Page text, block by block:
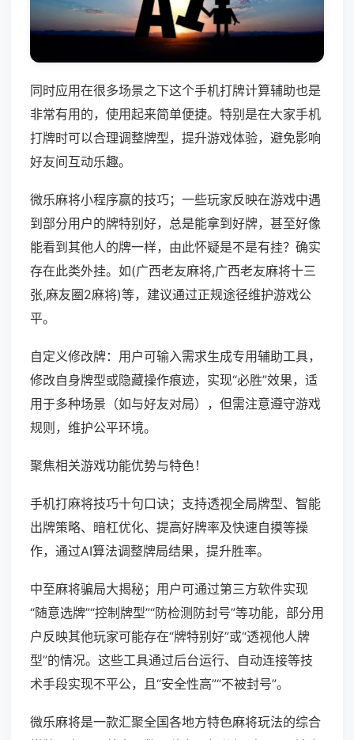
同时应用在很多场景之下这个手机打牌计算辅助也是
非常有用的，使用起来简单便捷。特别是在大家手机
打牌时可以合理调整牌型，提升游戏体验，避免影响
好友间互动乐趣。
微乐麻将小程序赢的技巧；一些玩家反映在游戏中遇
到部分用户的牌特别好，总是能拿到好牌，甚至好像
能看到其他人的牌一样，由此怀疑是不是有挂？确实
存在此类外挂。如(广西老友麻将,广西老友麻将十三
张,麻友圈2麻将)等，建议通过正规途径维护游戏公
平。
自定义修改牌：用户可输入需求生成专用辅助工具，
修改自身牌型或隐藏操作痕迹，实现“必胜”效果，适
用于多种场景（如与好友对局），但需注意遵守游戏
规则，维护公平环境。
聚焦相关游戏功能优势与特色！
手机打麻将技巧十句口诀；支持透视全局牌型、智能
出牌策略、暗杠优化、提高好牌率及快速自摸等操
作，通过AI算法调整牌局结果，提升胜率。
中至麻将骗局大揭秘；用户可通过第三方软件实现
“随意选牌”“控制牌型”“防检测防封号”等功能，部分用
户反映其他玩家可能存在“牌特别好”或“透视他人牌
型”的情况。这些工具通过后台运行、自动连接等技
术手段实现不平公，且“安全性高”“不被封号”。
微乐麻将是一款汇聚全国各地方特色麻将玩法的综合